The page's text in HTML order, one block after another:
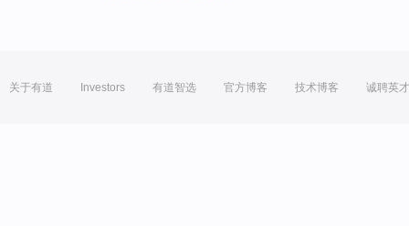
关于有道 Investors 有道智选 官方博客 技术博客 诚聘英才